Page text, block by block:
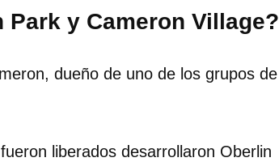
y Cameron Village?
dueño de uno de los grupos de
liberados desarrollaron Oberlin